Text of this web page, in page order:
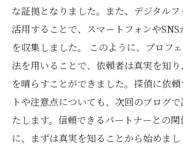
な証拠となりました。また、デジタル
活用することで、スマートフォンや
を収集しました。 このように、プロフ
法を用いることで、依頼者は真実を知
を晴らすことができました。探偵に依
トや注意点についても、次回のブログ
たします。信頼できるパートナーとの関
に、まずは真実を知ることから始めまし